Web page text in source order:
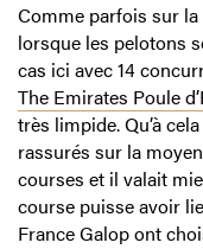
Comme parfois sur
lorsque les pelotons
cas ici avec 14
The Emirates Poule
très limpide. Qu’à
rassurés sur la
courses et il valait
course puisse avoir
France Galop ont